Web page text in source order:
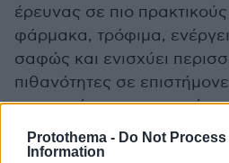
Protothema - Do Not Process
Information
έρευνας σε πιο
φάρμακα, τρόφιμα,
σαφώς και ενισχύει
πιθανότητες σε
επιστημών και επιστημών
συνέπεια, στους 12.023
θα βρούμε πτυχία και